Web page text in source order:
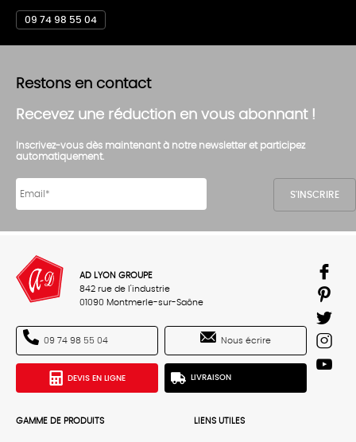
09 74 98 55 04
Restons en contact
Recevez une réduction en vous abonnant !
Inscrivez-vous dès maintenant à notre newsletter et participez
automatiquement.
AD LYON GROUPE
842 rue de l'industrie
01090 Montmerle-sur-Saône
09 74 98 55 04 Nous écrire
DEVIS EN LIGNE LIVRAISON
GAMME DE PRODUITS LIENS UTILES